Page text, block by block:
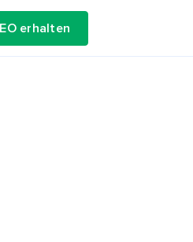
erhalten